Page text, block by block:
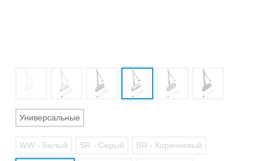
Универсальные
WW - Белый SR - Серый BR - Коричневый